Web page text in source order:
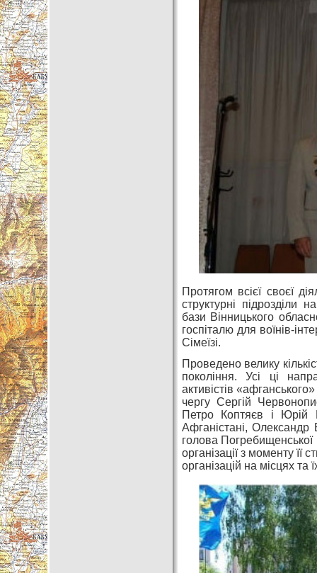
Протягом всієї своєї
структурні підрозділи
бази Вінницького
госпіталю для воїнів-
Сімеїзі.
Проведено велику
покоління. Усі ці
активістів
чергу Сергій
Петро Коптяєв і Юрій
Афганістані, Олександр
голова Погребищенської
організації з моменту її
організацій на місцях та